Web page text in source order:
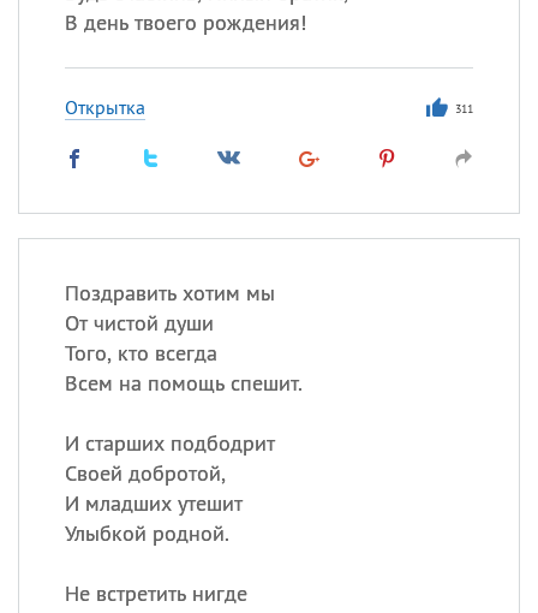
В день твоего рождения!
Открытка 311
Поздравить хотим мы
От чистой души
Того, кто всегда
Всем на помощь спешит.
И старших подбодрит
Своей добротой,
И младших утешит
Улыбкой родной.
Не встретить нигде